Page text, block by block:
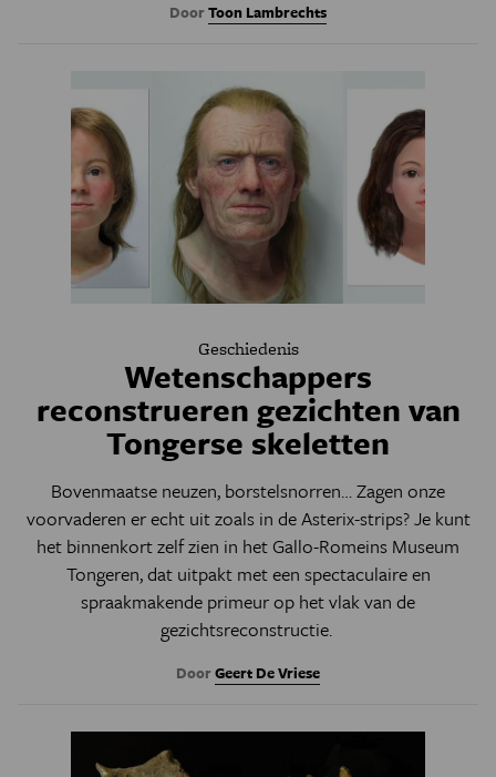
DoorToon Lambrechts
Geschiedenis
Wetenschappers
reconstrueren gezichten van
Tongerse skeletten
Bovenmaatse neuzen, borstelsnorren… Zagen onze
voorvaderen er echt uit zoals in de Asterix-strips? Je kunt
het binnenkort zelf zien in het Gallo-Romeins Museum
Tongeren, dat uitpakt met een spectaculaire en
spraakmakende primeur op het vlak van de
gezichtsreconstructie.
DoorGeert De Vriese